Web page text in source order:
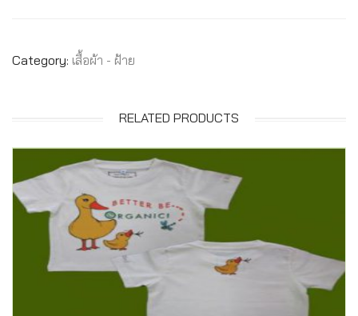
Category: เสื้อผ้า - ฝ้าย
RELATED PRODUCTS